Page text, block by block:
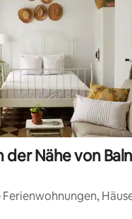
Nähe von